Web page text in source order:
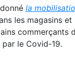
la
les magasins et
commerçants
le Covid-19.